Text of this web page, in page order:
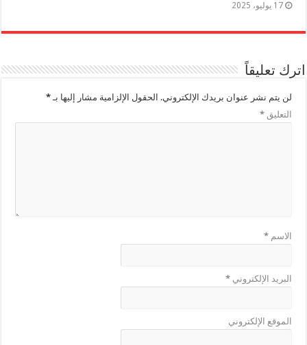
17 يوليو، 2025
اترك تعليقاً
لن يتم نشر عنوان بريدك الإلكتروني. الحقول الإلزامية مشار إليها بـ*
التعليق*
الاسم*
البريد الإلكتروني*
الموقع الإلكتروني